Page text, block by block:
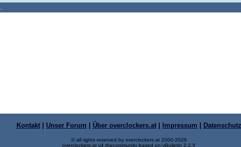
Kontakt| Unser Forum | Über overclockers.at| Impressum | Datenschutz
© all rights reserved by overclockers.at 2000-2026
overclockers.at v4.thecommunity based on vBulletin 2.2.5